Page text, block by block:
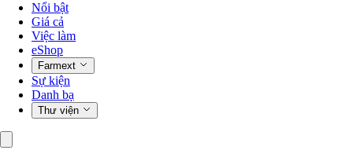
Nổi bật
Giá cả
Việc làm
eShop
Farmext
Sự kiện
Danh bạ
Thư viện